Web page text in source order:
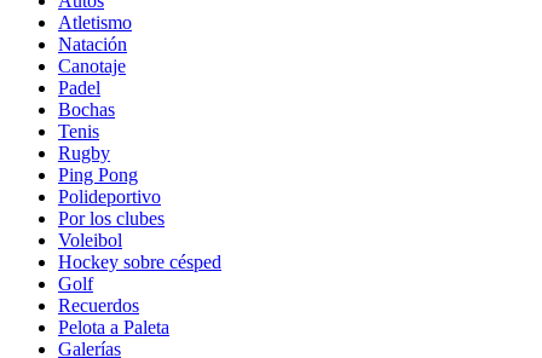
Atletismo
Natación
Canotaje
Padel
Bochas
Tenis
Rugby
Ping Pong
Polideportivo
Por los clubes
Voleibol
Hockey sobre césped
Golf
Recuerdos
Pelota a Paleta
Galerías